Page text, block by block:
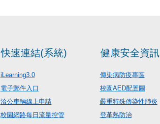
快速連結(系統)
iLearning3.0
電子郵件入口
洽公車輛線上申請
校園網路每日流量控管
健康安全資訊
傳染病防疫專區
校園AED配置圖
嚴重特殊傳染性肺炎
登革熱防治